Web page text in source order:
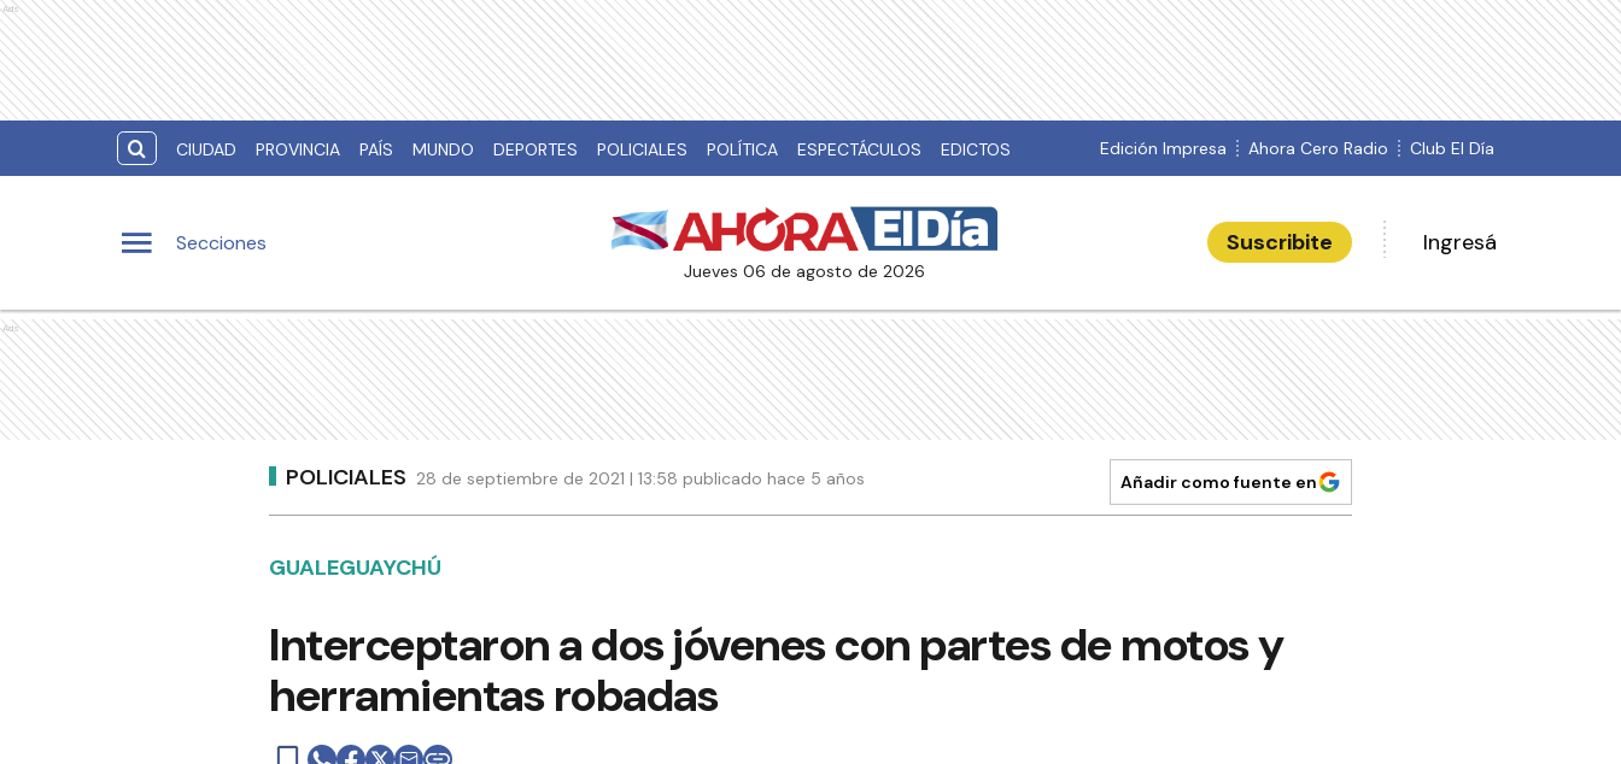
Ads
CIUDAD PROVINCIA PAÍS MUNDO DEPORTES POLICIALES POLÍTICA ESPECTÁCULOS EDICTOS Edición Impresa Ahora Cero Radio Club El Día
Secciones
jueves 06 de agosto de 2026
Suscribite Ingresá
Ads
POLICIALES 28 de septiembre de 2021 | 13:58 publicado hace 5 años Añadir como fuente en
GUALEGUAYCHÚ
Interceptaron a dos jóvenes con partes de motos y
herramientas robadas